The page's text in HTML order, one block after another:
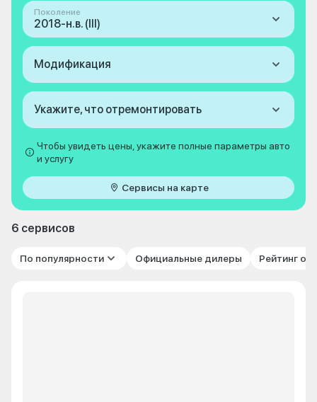
Поколение
2018-н.в. (III)
Модификация
Укажите, что отремонтировать
Чтобы увидеть цены, укажите полные параметры авто
и услугу
Сервисы на карте
6 сервисов
По популярности Официальные дилеры Рейтинг